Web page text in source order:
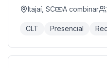
Itajaí, SC A combinar
CLT Presencial